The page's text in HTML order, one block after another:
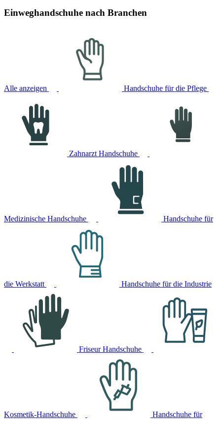
Einweghandschuhe nach Branchen
Alle anzeigen Handschuhe für die Pflege
Zahnarzt Handschuhe
Medizinische Handschuhe Handschuhe für
die Werkstatt Handschuhe für die Industrie
Friseur Handschuhe
Kosmetik-Handschuhe Handschuhe für